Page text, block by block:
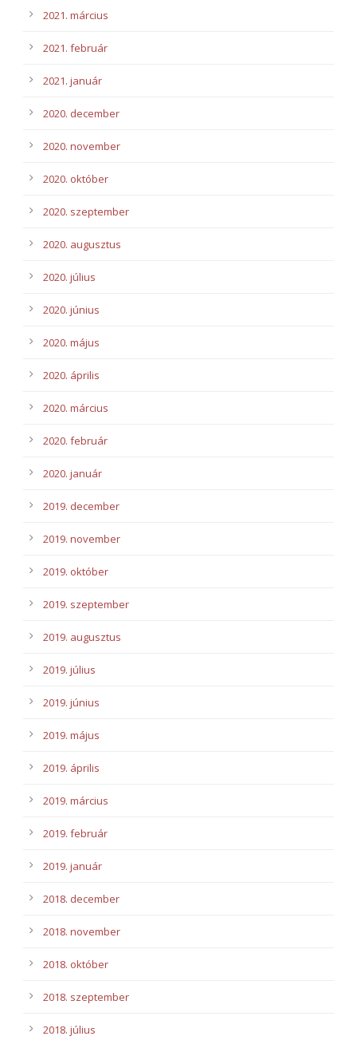
2021. március
2021. február
2021. január
2020. december
2020. november
2020. október
2020. szeptember
2020. augusztus
2020. július
2020. június
2020. május
2020. április
2020. március
2020. február
2020. január
2019. december
2019. november
2019. október
2019. szeptember
2019. augusztus
2019. július
2019. június
2019. május
2019. április
2019. március
2019. február
2019. január
2018. december
2018. november
2018. október
2018. szeptember
2018. július